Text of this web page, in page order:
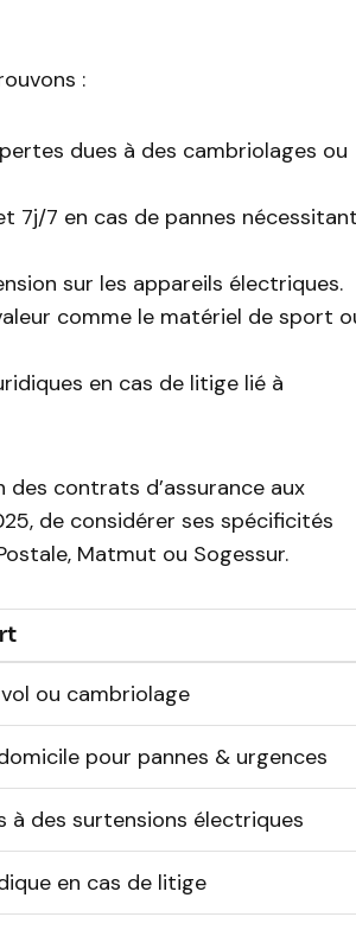
:
dues à des cambriolages ou
7j/7 en cas de pannes nécessitant
sur les appareils électriques.
comme le matériel de sport
en cas de litige lié à
contrats d’assurance aux
de considérer ses spécificités
Matmut ou Sogessur.
ou cambriolage
pour pannes & urgences
à des surtensions électriques
en cas de litige